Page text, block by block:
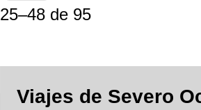
25–48 de 95
Viajes de Severo